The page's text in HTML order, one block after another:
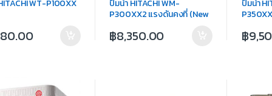
WT-P100XX
ปั๊มน้ำ HITACHI WM-
P300XX2 แรงดันคงที่ (New
฿8,350.00
ปั๊มน้ำ
฿